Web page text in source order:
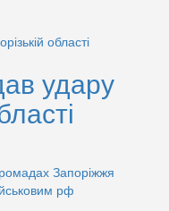
удару